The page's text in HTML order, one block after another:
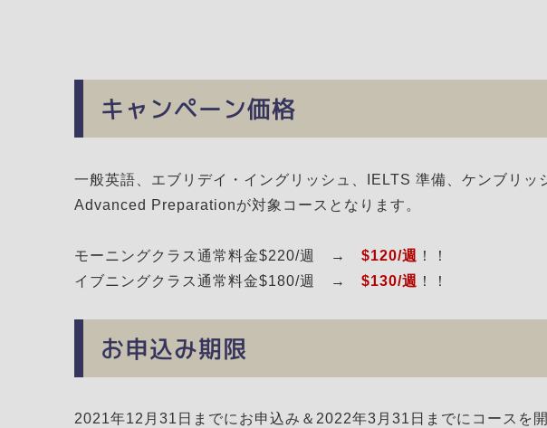
キャンペーン価格
一般英語、エブリデイ・イングリッシュ、IELTS 準備、ケンブリ
Advanced Preparationが対象コースとなります。
モーニングクラス通常料金$220/週 → $120/週
！！
イブニングクラス通常料金$180/週 → $130/週 ！！
お申込み期限
2021年12月31日までにお申込み＆2022年3月31日までにコースを